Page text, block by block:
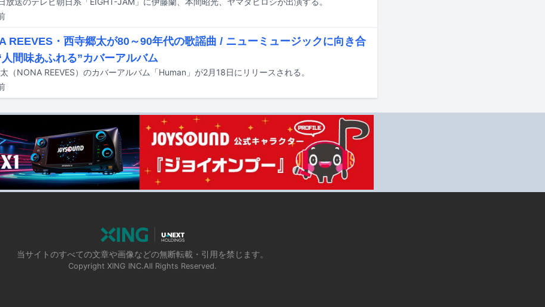
REEVES・西寺郷太が80～90年代の歌謡曲 / ニューミュージックに向き合
人間味あふれる”カバーアルバム
（NONA REEVES）のカバーアルバム「Human」が2月18日にリリースされる。
当サイトのすべての文章や画像などの無断転載・引用を禁じます。
Copyright XING INC.All Rights Reserved.